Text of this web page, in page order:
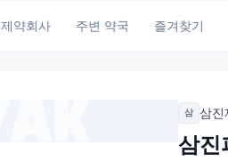
제약회사 주변 약국 즐겨찾기
삼 삼진
삼진